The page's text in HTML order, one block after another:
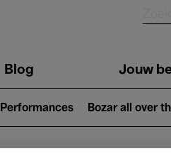
Blog Jouw
Performances Bozar all over